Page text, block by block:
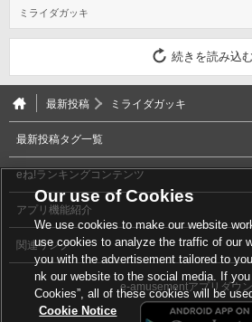
ミライダガッキ
続きを読み込む
最新投稿 ミライダガッキ
最新投稿タグ一覧
eね!ランキングコンテンツ
アプリ機能紹介
関連リンク
e-amusementアプリダウ
Our use of Cookies
We use cookies to make our website
use cookies to analyze the traffic of our
you with the advertisement tailored to
nk our website to the social media. If you
Cookies”, all of these cookies will be
Cookie Notice